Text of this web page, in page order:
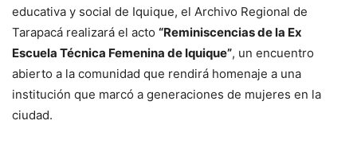
educativa y social de Iquique, el Archivo Regional de
Tarapacá realizará el acto “Reminiscencias de la Ex
Escuela Técnica Femenina de Iquique”, un encuentro
abierto a la comunidad que rendirá homenaje a una
institución que marcó a generaciones de mujeres en la
ciudad.